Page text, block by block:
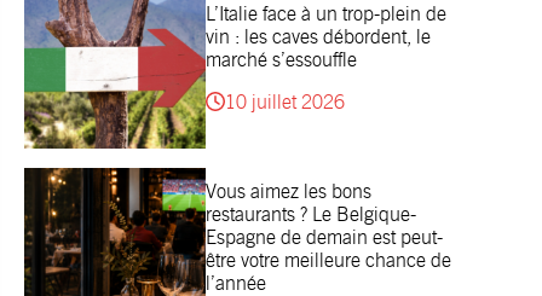
L’Italie face à un trop-plein de
vin : les caves débordent, le
marché s’essouffle
10 juillet 2026
Vous aimez les bons
restaurants ? Le Belgique-
Espagne de demain est peut-
être votre meilleure chance de
l’année